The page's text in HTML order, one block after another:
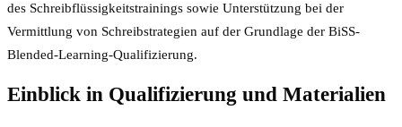
des Schreibflüssigkeitstrainings sowie Unterstützung bei der
Vermittlung von Schreibstrategien auf der Grundlage der BiSS-
Blended-Learning-Qualifizierung.
Einblick in Qualifizierung und Materialien